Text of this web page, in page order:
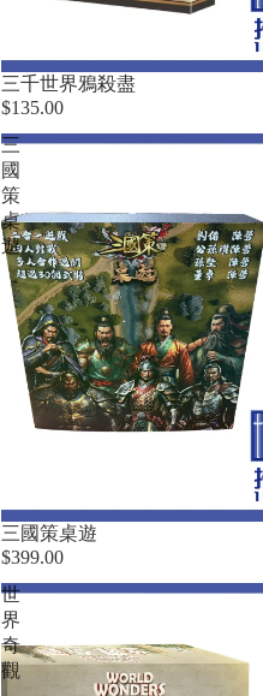
三千世界鴉殺盡
$135.00
三
國
策
桌
遊
三國策桌遊
$399.00
世
界
奇
觀